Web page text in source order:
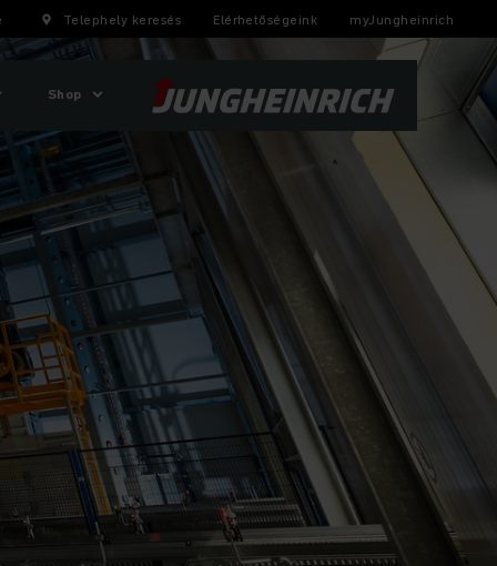
Telephely keresés Elérhetőségeink myJungheinrich
Shop